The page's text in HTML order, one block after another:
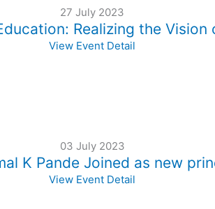
27 July 2023
Realizing the
View Event Detail
03 July 2023
K Pande Joined as new
View Event Detail